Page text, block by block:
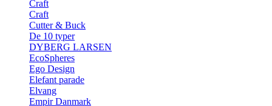
Craft
Craft
Cutter & Buck
De 10 typer
DYBERG LARSEN
EcoSpheres
Ego Design
Elefant parade
Elvang
Empir Danmark